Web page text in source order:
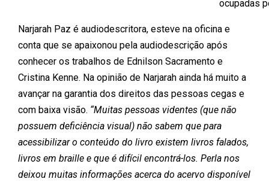
ocupadas
Narjarah Paz é audiodescritora, esteve na oficina e
conta que se apaixonou pela audiodescrição após
conhecer os trabalhos de Ednilson Sacramento e
Cristina Kenne. Na opinião de Narjarah ainda há muito a
avançar na garantia dos direitos das pessoas cegas e
com baixa visão. “Muitas pessoas videntes (que não
possuem deficiência visual) não sabem que para
acessibilizar o conteúdo do livro existem livros falados,
livros em braille e que é difícil encontrá-los. Perla nos
deixou muitas informações acerca do acervo disponível